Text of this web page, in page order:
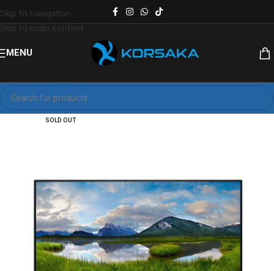
Skip to navigation
Skip to main content
MENU
SOLD OUT